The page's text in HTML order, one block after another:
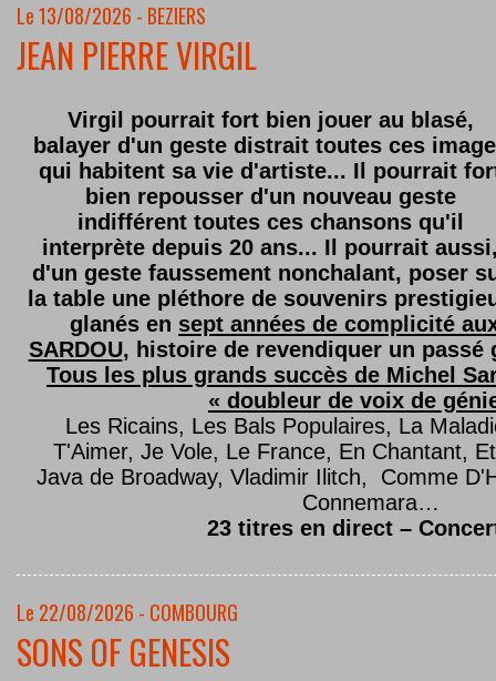
Le 13/08/2026 - BEZIERS
JEAN PIERRE VIRGIL
Virgil pourrait fort bien jouer au blasé,
balayer d'un geste distrait toutes ces
qui habitent sa vie d'artiste... Il pourrait
bien repousser d'un nouveau geste
indifférent toutes ces chansons qu'il
interprète depuis 20 ans... Il pourrait
d'un geste faussement nonchalant, poser
la table une pléthore de souvenirs
glanés en sept années de complicité
SARDOU, histoire de revendiquer un passé
Tous les plus grands succès de Michel
« doubleur de voix de
Les Ricains, Les Bals Populaires, La
T'Aimer, Je Vole, Le France, En Chantant,
Java de Broadway, Vladimir Ilitch, Comme
Connemara…
23 titres en direct –
Le 22/08/2026 - COMBOURG
SONS OF GENESIS